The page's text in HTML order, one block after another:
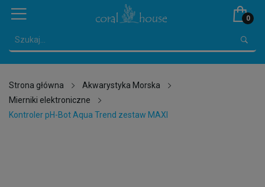
0
Strona główna
Akwarystyka Morska
Mierniki elektroniczne
Kontroler pH-Bot Aqua Trend zestaw MAXI